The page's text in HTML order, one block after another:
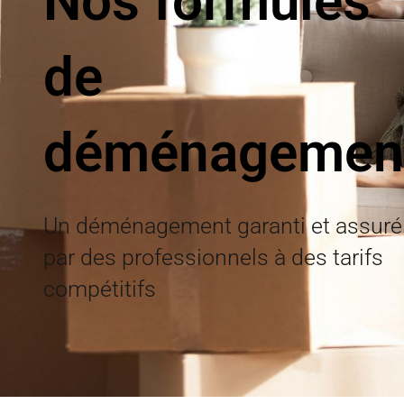
de
Un déménagement garanti et assuré
par des professionnels à des tarifs
compétitifs